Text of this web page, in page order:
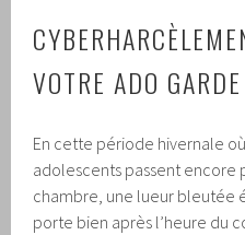
VOTRE ADO
En cette période hivernale
adolescents passent encore
chambre, une lueur bleutée
porte bien après l’heure du